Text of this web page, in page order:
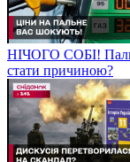
НІЧОГО СОБІ!
стати причиною?